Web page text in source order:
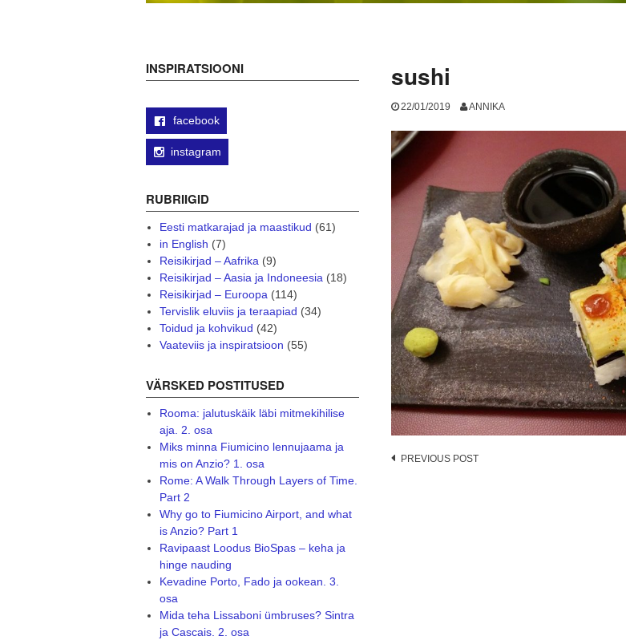
sushi
22/01/2019 ANNIKA
Post
PREVIOUS POST
INSPIRATSIOONI
facebook
instagram
RUBRIIGID
Eesti matkarajad ja maastikud (61)
in English (7)
Reisikirjad – Aafrika(9)
Reisikirjad – Aasia ja Indoneesia(18)
Reisikirjad – Euroopa(114)
Tervislik eluviis ja teraapiad (34)
Toidud ja kohvikud (42)
Vaateviis ja inspiratsioon (55)
VÄRSKED POSTITUSED
Rooma: jalutuskäik läbi mitmekihilise
aja. 2. osa
Miks minna Fiumicino lennujaama ja
mis on Anzio? 1. osa
Rome: A Walk Through Layers of Time.
Part 2
Why go to Fiumicino Airport, and what
is Anzio? Part 1
Ravipaast Loodus BioSpas – keha ja
hinge nauding
Kevadine Porto, Fado ja ookean. 3.
osa
Mida teha Lissaboni ümbruses? Sintra
ja Cascais. 2. osa